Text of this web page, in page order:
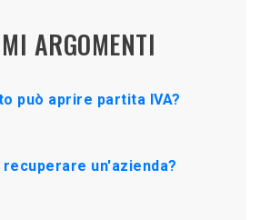
ARGOMENTI
può aprire partita IVA?
recuperare un'azienda?